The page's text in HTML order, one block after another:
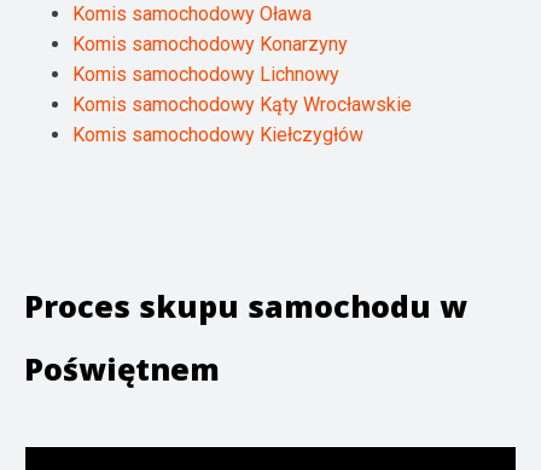
Komis samochodowy Oława
Komis samochodowy Konarzyny
Komis samochodowy Lichnowy
Komis samochodowy Kąty Wrocławskie
Komis samochodowy Kiełczygłów
Proces skupu samochodu w
Poświętnem